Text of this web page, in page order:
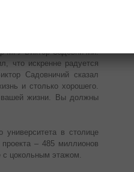
заслуженным
нового корпуса
МГУ Виктор Садовничий.
что искренне радуется
Садовничий сказал
и столько хорошего.
вашей жизни. Вы должны
университета в столице
– 485 миллионов
с цокольным этажом.